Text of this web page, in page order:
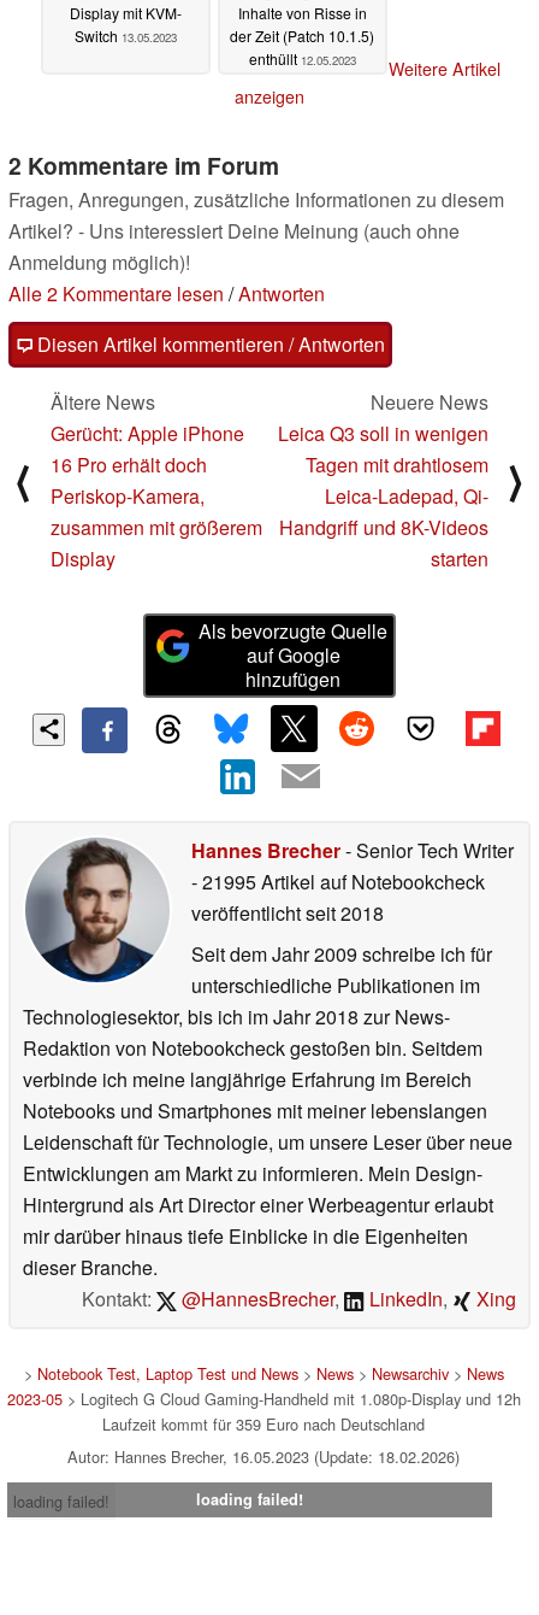
Display mit KVM-
Switch 13.05.2023
Inhalte von Risse in
der Zeit (Patch 10.1.5)
enthüllt 12.05.2023
Weitere Artikel
anzeigen
2 Kommentare im Forum
Fragen, Anregungen, zusätzliche Informationen zu diesem
Artikel? - Uns interessiert Deine Meinung (auch ohne
Anmeldung möglich)!
Alle 2 Kommentare lesen /Antworten
Diesen Artikel kommentieren / Antworten
⟨
Ältere News
Gerücht: Apple iPhone
16 Pro erhält doch
Periskop-Kamera,
zusammen mit größerem
Display
Neuere News
Leica Q3 soll in wenigen
Tagen mit drahtlosem
Leica-Ladepad, Qi-
Handgriff und 8K-Videos
starten
⟩
Als bevorzugte Quelle
auf Google
hinzufügen
Hannes Brecher- Senior Tech Writer
- 21995 Artikel auf Notebookcheck
veröffentlichtseit 2018
Seit dem Jahr 2009 schreibe ich für
unterschiedliche Publikationen im
Technologiesektor, bis ich im Jahr 2018 zur News-
Redaktion von Notebookcheck gestoßen bin. Seitdem
verbinde ich meine langjährige Erfahrung im Bereich
Notebooks und Smartphones mit meiner lebenslangen
Leidenschaft für Technologie, um unsere Leser über neue
Entwicklungen am Markt zu informieren. Mein Design-
Hintergrund als Art Director einer Werbeagentur erlaubt
mir darüber hinaus tiefe Einblicke in die Eigenheiten
dieser Branche.
Kontakt:
@HannesBrecher, LinkedIn, Xing
> Notebook Test, Laptop Test und News> News> Newsarchiv> News
2023-05> Logitech G Cloud Gaming-Handheld mit 1.080p-Display und 12h
Laufzeit kommt für 359 Euro nach Deutschland
Autor: Hannes Brecher, 16.05.2023 (Update: 18.02.2026)
loading failed!
loading failed!